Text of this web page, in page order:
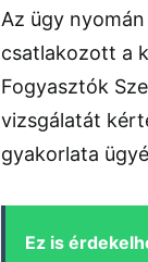
Az ügy
csatlakozott a
Fogyasztók
vizsgálatát
gyakorlata
Ez is